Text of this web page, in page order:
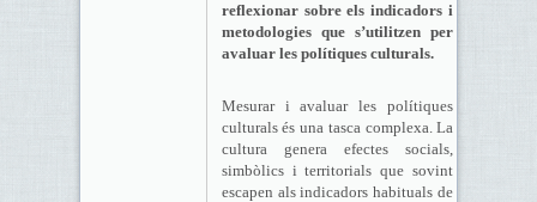
reflexionar sobre els indicadors i
metodologies que s’utilitzen per
avaluar les polítiques culturals.
Mesurar i avaluar les polítiques
culturals és una tasca complexa. La
cultura genera efectes socials,
simbòlics i territorials que sovint
escapen als indicadors habituals de